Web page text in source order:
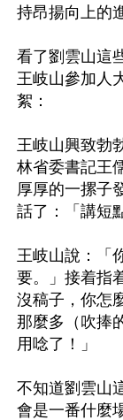
持昂揚向上的
看了劉雲山這
王岐山參加人
絮：
王岐山興致勃
林省委書記王
厚厚的一摞子
話了：「講短
王岐山說：「
要。」接着指
沒稿子，你怎
那麼多（吹捧
用唸了！」
不知道劉雲山
會是一番什麼